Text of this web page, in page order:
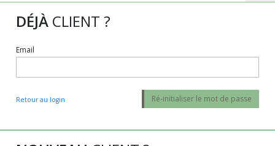
DÉJÀ CLIENT ?
Email
Retour au login Ré-initialiser le mot de passe